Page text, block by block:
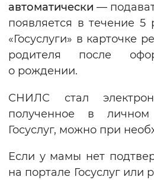
Цвет
Монохромный
Включены
Воспроизвести
автоматически —
появляется в течение
«Госуслуги» в карточке
родителя после
о рождении.
СНИЛС стал
полученное в
Госуслуг, можно при
Если у мамы нет
на портале Госуслуг или